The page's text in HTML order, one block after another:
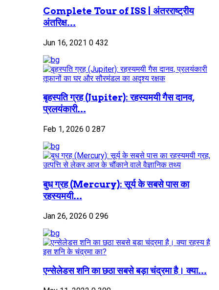
Complete Tour of ISS | अंतरराष्ट्रीय
अंतरिक्ष...
Jun 16, 2021 0 432
बृहस्पति ग्रह (Jupiter): रहस्यमयी गैस दानव,
प्रलयंकारी...
Feb 1, 2026 0 287
बुध ग्रह (Mercury): सूर्य के सबसे पास का
रहस्यमयी...
Jan 26, 2026 0 296
एन्सेलेडस शनि का छठा सबसे बड़ा चंद्रमा है। क्या...